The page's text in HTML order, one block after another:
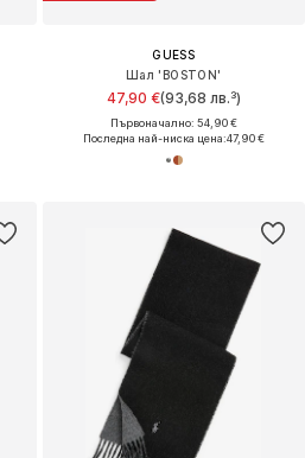
GUESS
Шал 'BOSTON'
47,90 €(93,68 лв.³)
Първоначално: 54,90 €
Последна най-ниска цена:47,90 €